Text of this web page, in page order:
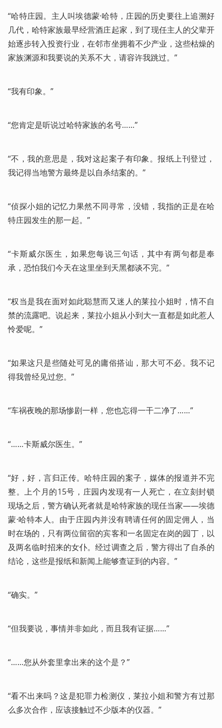
“哈特庄园。主人叫埃德蒙·哈特，庄园的历史要往上追溯好
几代，哈特家族最早经营酒庄起家，到了现任主人的父辈开
始逐步转入投资行业，在邻市坐拥着不少产业，这些枯燥的
家族渊源和我要说的关系不大，请容许我跳过。”
“我有印象。”
“您肯定是听说过哈特家族的名号……”
“不，我的意思是，我对这起案子有印象。报纸上刊登过，
我记得当地警方最终是以自杀结案的。”
“侦探小姐的记忆力果然不同寻常，没错，我指的正是在哈
特庄园发生的那一起。”
“卡斯威尔医生，如果您每说三句话，其中有两句都是奉
承，恐怕我们今天在这里坐到天黑都谈不完。”
“权当是我在面对如此聪慧而又迷人的莱拉小姐时，情不自
禁的流露吧。说起来，莱拉小姐从小到大一直都是如此惹人
怜爱呢。”
“如果这只是些随处可见的庸俗搭讪，那大可不必。我不记
得我曾经见过您。”
“车祸夜晚的那场惨剧一样，您也忘得一干二净了……”
“……卡斯威尔医生。”
“好，好，言归正传。哈特庄园的案子，媒体的报道并不完
整。上个月的15号，庄园内发现有一人死亡，在立刻封锁
现场之后，警方确认死者就是哈特家族的现任当家——埃德
蒙·哈特本人。由于庄园内并没有聘请任何的固定佣人，当
时在场的，只有两位留宿的宾客和一名固定在岗的园丁，以
及两名临时招来的女仆。经过调查之后，警方得出了自杀的
结论，这些是报纸和新闻上能够查证到的内容。”
“确实。”
“但我要说，事情并非如此，而且我有证据……”
“……您从外套里拿出来的这个是？”
“看不出来吗？这是犯罪力检测仪，莱拉小姐和警方有过那
么多次合作，应该接触过不少版本的仪器。”